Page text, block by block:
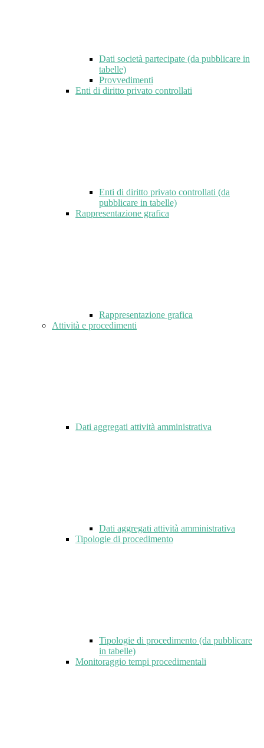
Dati società partecipate (da pubblicare in
tabelle)
Provvedimenti
Enti di diritto privato controllati
Enti di diritto privato controllati (da
pubblicare in tabelle)
Rappresentazione grafica
Rappresentazione grafica
Attività e procedimenti
Dati aggregati attività amministrativa
Dati aggregati attività amministrativa
Tipologie di procedimento
Tipologie di procedimento (da pubblicare
in tabelle)
Monitoraggio tempi procedimentali